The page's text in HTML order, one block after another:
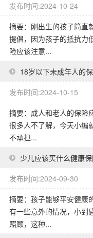
发布时间:2024-10-24
摘要：刚出生的孩子简直
提倡，因为孩子的抵抗力
险应该注意...
18岁以下未成年人的
发布时间:2024-10-15
摘要：成人和老人的保险
很多人不了解，今天小编
不承担...
少儿应该买什么健康
发布时间:2024-09-30
摘要：孩子能够平安健康
有一些意外的情况，小到
照顾，这种...